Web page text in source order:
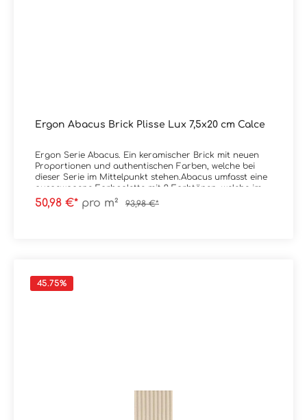
Ergon Abacus Brick Plisse Lux 7,5x20 cm Calce
Ergon Serie Abacus. Ein keramischer Brick mit neuen
Proportionen und authentischen Farben, welche bei
dieser Serie im Mittelpunkt stehen.Abacus umfasst eine
ausgewogene Farbpalette mit 9 Farbtönen, welche im
Spektrum von sehr kräftig bis natürlich liegen.
Erhältlich ist die Serie im Format 7,5x20
50,98 €* pro m² 93,98 €*
45.75%